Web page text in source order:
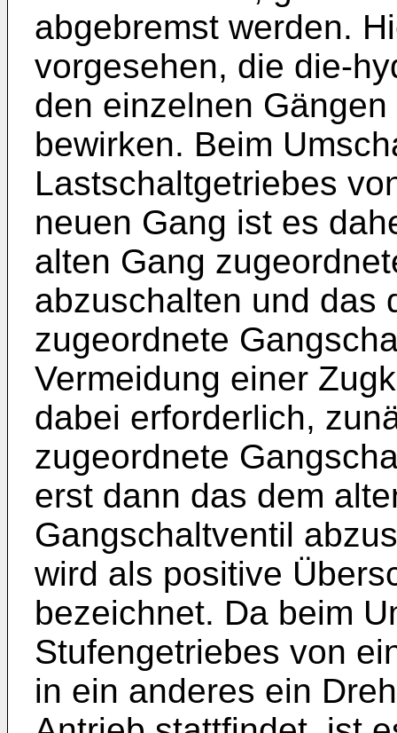
abgebremst werden.
vorgesehen, die die-
den einzelnen
bewirken. Beim
Lastschaltgetriebes
neuen Gang ist es
alten Gang
abzuschalten und das
zugeordnete
Vermeidung einer
dabei erforderlich,
zugeordnete
erst dann das dem
Gangschaltventil
wird als positive
bezeichnet. Da beim
Stufengetriebes von
in ein anderes ein